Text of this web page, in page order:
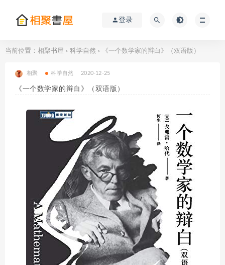
登录
当前位置： 相聚书屋 > 科学自然 > 《一个数学家的辩白》（双语版）
相聚 科学自然 2020-12-25
《一个数学家的辩白》（双语版）